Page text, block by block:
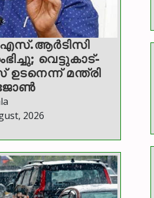
ഉടനെന്ന് മന്ത്രി
ജോൺ
2026